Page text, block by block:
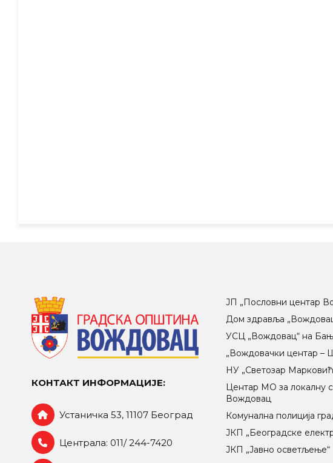
КОНТАКТ ИНФОРМАЦИЈЕ:
Устаничка 53, 11107 Београд
Централа: 011/ 244-7420
ЈП „Пословни центар
Дом здравља
УСЦ „Вождовац“ на
„Вождовачки центар –
НУ „Светозар
Центар МO за локалну
Вождовац
Комунална полиција
ЈКП „Београдске
ЈКП „Јавно осветљење“